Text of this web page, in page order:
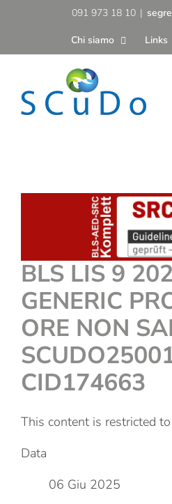
091 973 18 10 |
Chi siamo Links
BLS LIS 9
GENERIC
ORE NON
CID174663
This content is restricted
Data
06 Giu 2025